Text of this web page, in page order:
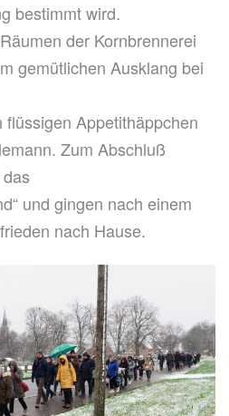
bestimmt wird.
der Kornbrennerei
gemütlichen Ausklang bei
Appetithäppchen
Zum Abschluß
und gingen nach einem
nach Hause.